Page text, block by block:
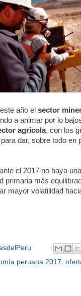
año el sector
a animar por lo
agrícola, con los
dar, sobre todo
el 2017 no haya
primaria más
mayor volatilidad
peruana 2017